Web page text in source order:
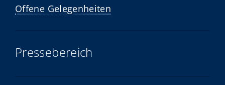
Offene Gelegenheiten
Pressebereich